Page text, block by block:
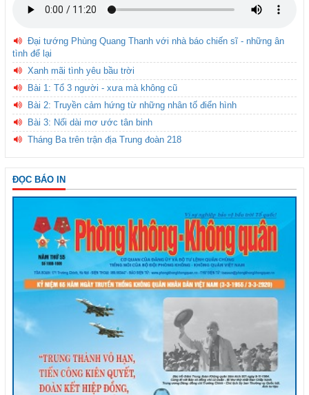
Đại tướng Phùng Quang Thanh với nhà báo chiến sĩ - những ân
tình để lại
Xanh mãi tình yêu bầu trời
Bài 1: Tổ 3 người - xưa mà không cũ
Bài 2: Truyền cảm hứng từ những nhân tố điển hình
Bài 3: Nối dài mơ ước tân binh
Tháng Ba trên trận địa Trung đoàn 218
ĐỌC BÁO IN